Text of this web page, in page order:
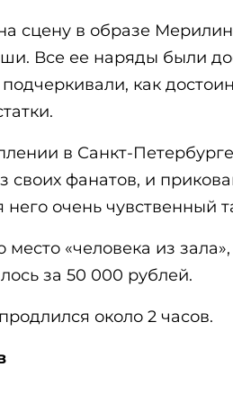
сцену в образе
Все ее наряды были
как
в Санкт-
своих фанатов, и
него очень чувственный
место «человека из
за 50 000 рублей.
около 2 часов.